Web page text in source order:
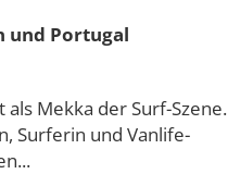
und Portugal
Mekka der Surf-Szene.
Surferin und Vanlife-